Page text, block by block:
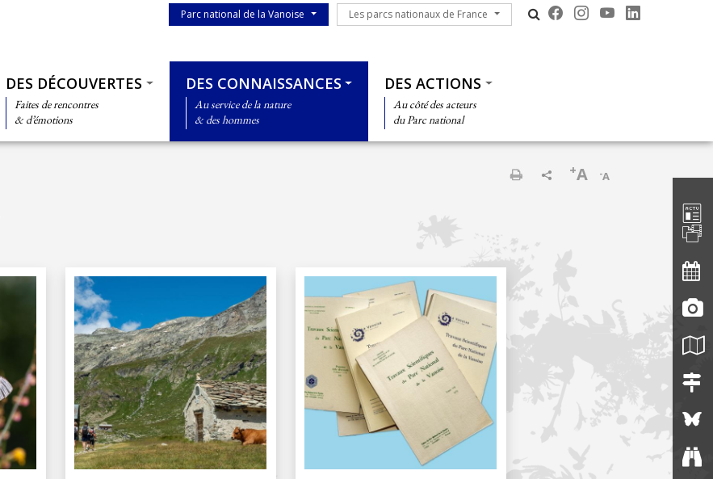
Menu du parc
Parc national de la Vanoise Les parcs nationaux de France
Les parcs nationaux de France
DES DÉCOUVERTES
Faites de rencontres
& d’émotions
DES CONNAISSANCES
Au service de la nature
& des hommes
DES ACTIONS
Au côté des acteurs
du Parc national
-A
+A